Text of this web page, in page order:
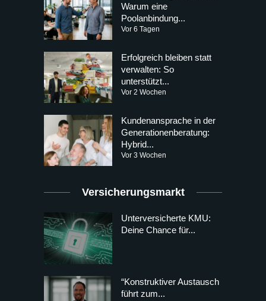
Warum eine
Poolanbindung...
Vor 6 Tagen
Erfolgreich bleiben statt
verwalten: So
unterstützt...
Vor 2 Wochen
Kundenansprache in der
Generationenberatung:
Hybrid...
Vor 3 Wochen
Versicherungsmarkt
Unterversicherte KMU:
Deine Chance für...
“Konstruktiver Austausch
führt zum...